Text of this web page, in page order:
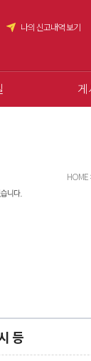
나의 신고내역 보기
HOME
등